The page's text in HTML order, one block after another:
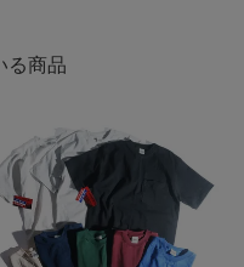
る商品